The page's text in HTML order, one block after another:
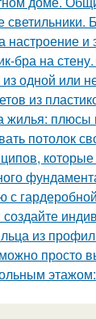
настроение и
бра на
одной или
из
жилья: плюсы
потолок
с
создайте
из
просто